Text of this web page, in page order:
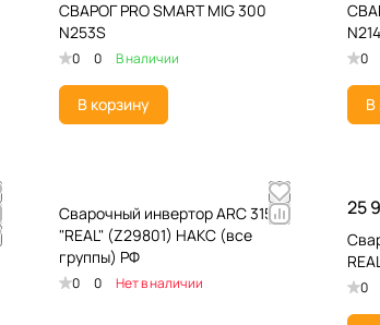
СВАРОГ PRO SMART MIG 300
N253S
0 0 В наличии
В корзину
0
В
Сварочный инвертор ARC 315
"REAL" (Z29801) НАКС (все
группы) РФ
0 0 Нет в наличии
25
0